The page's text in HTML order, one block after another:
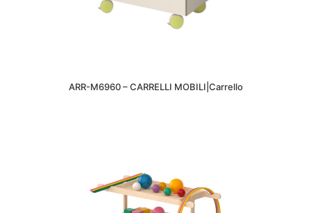
ARR-M6960 – CARRELLI MOBILI|Carrello